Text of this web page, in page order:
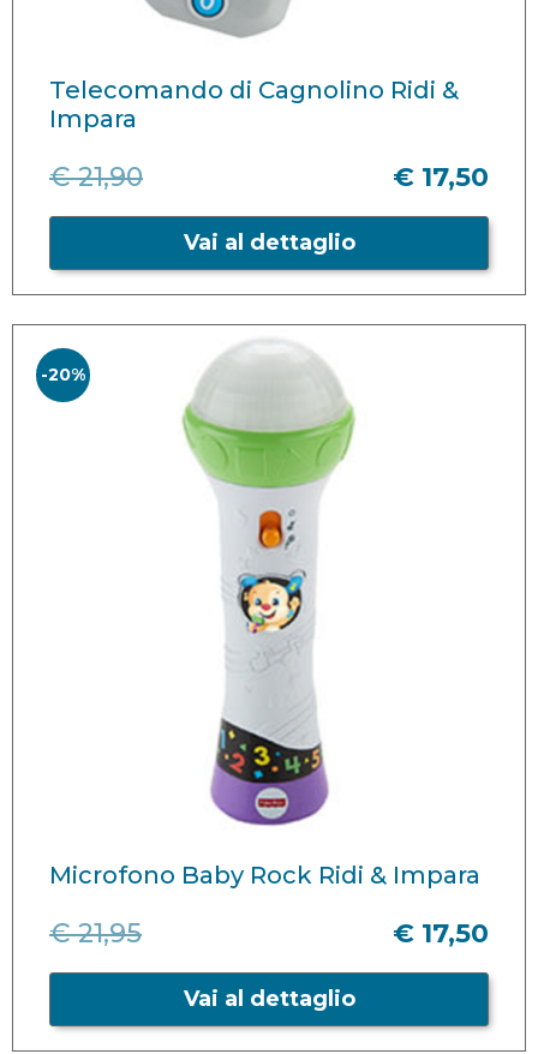
Telecomando di Cagnolino Ridi &
Impara
€ 21,90 € 17,50
Vai al dettaglio
-20%
Microfono Baby Rock Ridi & Impara
€ 21,95 € 17,50
Vai al dettaglio